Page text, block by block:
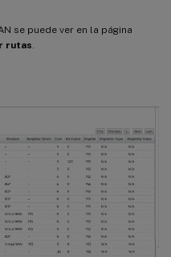
se puede ver en la página
rutas.